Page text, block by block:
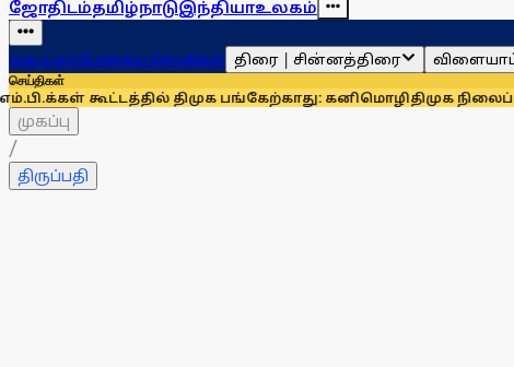
ஜோதிடம்தமிழ்நாடுஇந்தியாஉலகம்
முகப்புதற்போதைய செய்திகள் திரை | சின்னத்திரை
செய்திகள்
திமுக பங்கேற்காது: கனிமொழிதிமுக நிலைப்பாட்டை
முகப்பு
/
திருப்பதி